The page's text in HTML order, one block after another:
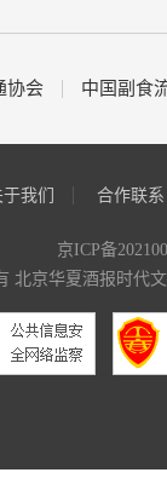
协会 中国副食
我们 合作联系
京ICP备
北京华夏酒报时代文